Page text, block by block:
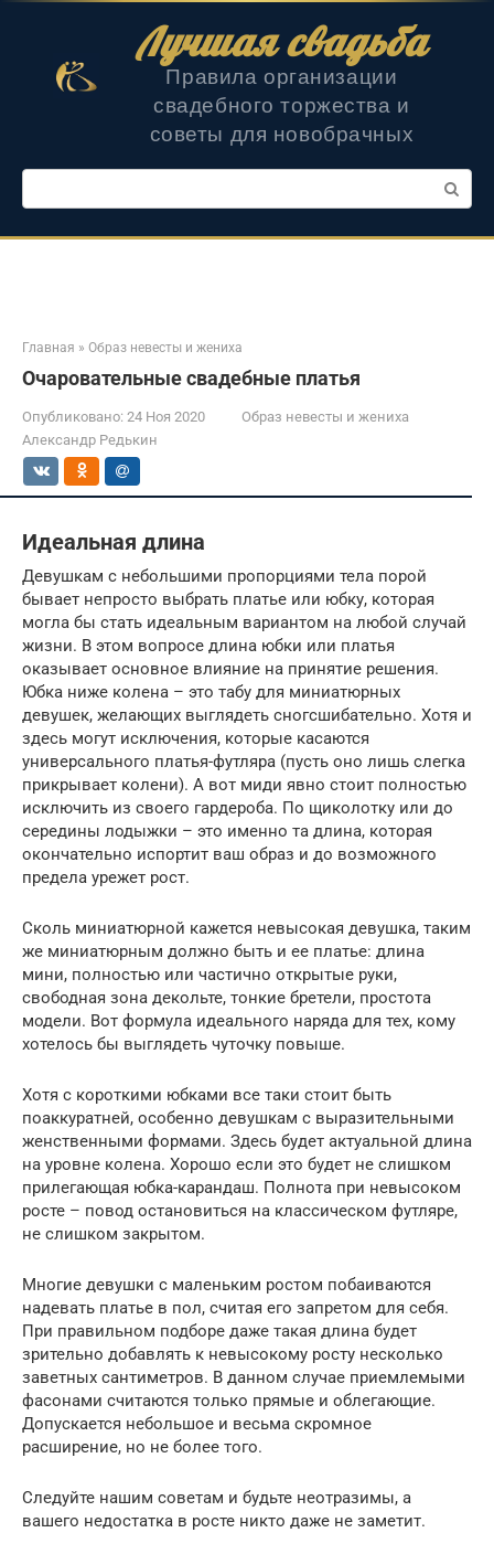
Лучшая свадьба
Правила организации
свадебного торжества и
советы для новобрачных
Поиск:
Главная » Образ невесты и жениха
Очаровательные свадебные платья
Опубликовано: 24 Ноя 2020
Образ невесты и жениха
Александр Редькин
Идеальная длина
Девушкам с небольшими пропорциями тела порой
бывает непросто выбрать платье или юбку, которая
могла бы стать идеальным вариантом на любой случай
жизни. В этом вопросе длина юбки или платья
оказывает основное влияние на принятие решения.
Юбка ниже колена – это табу для миниатюрных
девушек, желающих выглядеть сногсшибательно. Хотя и
здесь могут исключения, которые касаются
универсального платья-футляра (пусть оно лишь слегка
прикрывает колени). А вот миди явно стоит полностью
исключить из своего гардероба. По щиколотку или до
середины лодыжки – это именно та длина, которая
окончательно испортит ваш образ и до возможного
предела урежет рост.
Сколь миниатюрной кажется невысокая девушка, таким
же миниатюрным должно быть и ее платье: длина
мини, полностью или частично открытые руки,
свободная зона декольте, тонкие бретели, простота
модели. Вот формула идеального наряда для тех, кому
хотелось бы выглядеть чуточку повыше.
Хотя с короткими юбками все таки стоит быть
поаккуратней, особенно девушкам с выразительными
женственными формами. Здесь будет актуальной длина
на уровне колена. Хорошо если это будет не слишком
прилегающая юбка-карандаш. Полнота при невысоком
росте – повод остановиться на классическом футляре,
не слишком закрытом.
Многие девушки с маленьким ростом побаиваются
надевать платье в пол, считая его запретом для себя.
При правильном подборе даже такая длина будет
зрительно добавлять к невысокому росту несколько
заветных сантиметров. В данном случае приемлемыми
фасонами считаются только прямые и облегающие.
Допускается небольшое и весьма скромное
расширение, но не более того.
Следуйте нашим советам и будьте неотразимы, а
вашего недостатка в росте никто даже не заметит.